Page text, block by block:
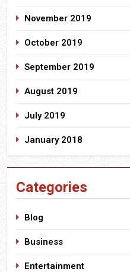
November 2019
October 2019
September 2019
August 2019
July 2019
January 2018
Categories
Blog
Business
Entertainment